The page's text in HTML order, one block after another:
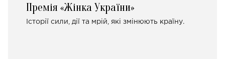
Премія «Жінка України»
Історії сили, дії та мрій, які змінюють країну.